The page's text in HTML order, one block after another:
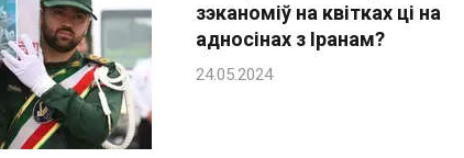
зэканоміў на квітках ці на
адносінах з Іранам?